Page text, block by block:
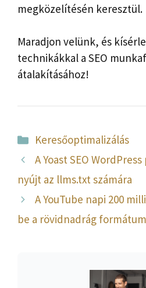
megközelítésén keresztül.
Maradjon velünk, és
technikákkal a SEO
átalakításához!
Kategória
Keresőoptimalizálás
A Yoast SEO
nyújt az llms.txt számára
A YouTube napi 200
be a rövidnadrág